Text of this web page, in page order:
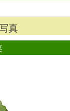
真